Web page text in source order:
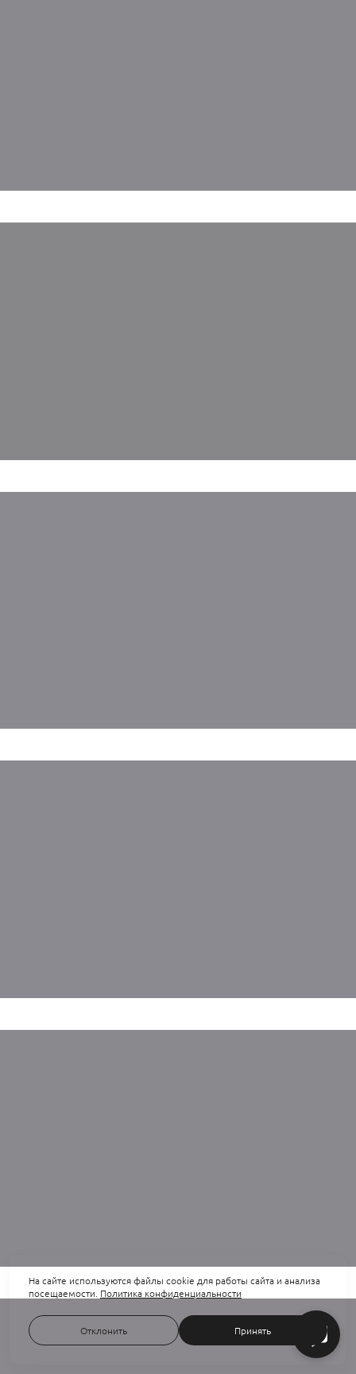
На сайте используются файлы cookie для работы сайта и анализа
посещаемости. Политика конфиденциальности
Отклонить Принять